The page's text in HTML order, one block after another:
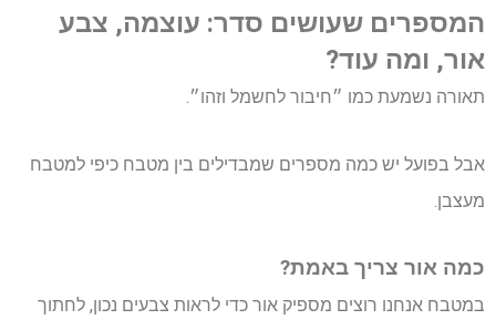
המספרים שעושים סדר: עוצמה, צבע
אור, ומה עוד?
תאורה נשמעת כמו ״חיבור לחשמל וזהו״.
אבל בפועל יש כמה מספרים שמבדילים בין מטבח כיפי למטבח
מעצבן.
כמה אור צריך באמת?
במטבח אנחנו רוצים מספיק אור כדי לראות צבעים נכון, לחתוך